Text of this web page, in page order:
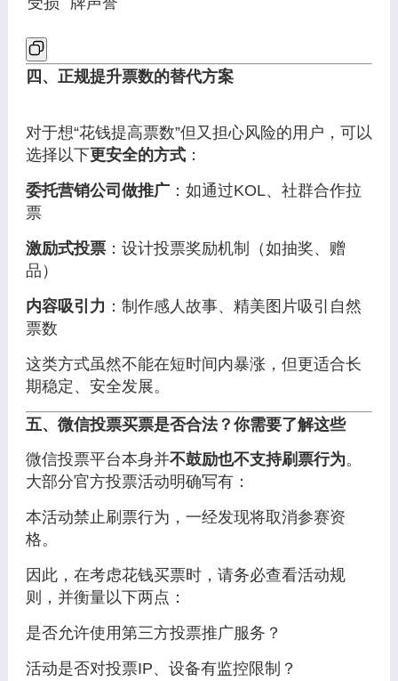
四、正规提升票数的替代方案
对于想“花钱提高票数”但又担心风险的用户，可以
选择以下更安全的方式：
委托营销公司做推广：如通过KOL、社群合作拉
票
激励式投票：设计投票奖励机制（如抽奖、赠
品）
内容吸引力 ：制作感人故事、精美图片吸引自然
票数
这类方式虽然不能在短时间内暴涨，但更适合长
期稳定、安全发展。
五、微信投票买票是否合法？你需要了解这些
微信投票平台本身并不鼓励也不支持刷票行为。
大部分官方投票活动明确写有：
本活动禁止刷票行为，一经发现将取消参赛资
格。
因此，在考虑花钱买票时，请务必查看活动规
则，并衡量以下两点：
是否允许使用第三方投票推广服务？
活动是否对投票IP、设备有监控限制？